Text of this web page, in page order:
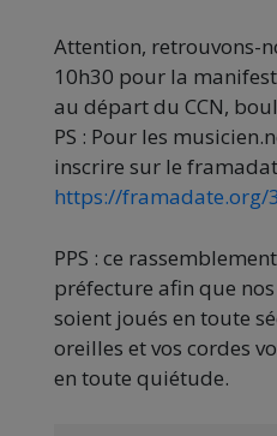
Attention, retrouvons-
10h30 pour la
au départ du CCN,
PS : Pour les
inscrire sur le
https://framadate.org/
PPS : ce
préfecture afin que
soient joués en toute
oreilles et vos cordes
en toute quiétude.